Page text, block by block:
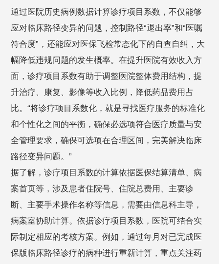
通过医院历史病例数据计算诊疗项目系数，不仅能够
应对临床路径变异的问题，控制路径“退出率”和“医嘱
符合度”，还能应对医保飞检常态化下的自查自纠，大
幅降低违规问题的发生概率。在提升医院有效收入方
面，诊疗项目系数有助于调整医院整体费用结构，提
升治疗、康复、影像等收入比例，降低药品费用占
比。“将诊疗项目系数化，就是寻找医疗服务的标准化
和个性化之间的平衡，确保必选项符合医疗质量与安
全管理要求，确保可选项在合理区间，完美解决临床
路径变异问题。”
据了解，诊疗项目系数的计算依据医保结算清单、病
案首页等，涉及患者住院号、住院总费用、主要诊
断、主要手术操作名称等信息，需要由信息科主导，
病案室协助计算。依据诊疗项目系数，医院可结合实
际制定相应的考核方案。例如，通过每月对已完成医
保版临床路径诊疗的病种进行重新计算，重点关注药